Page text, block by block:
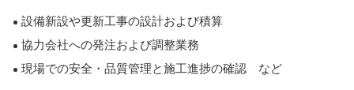
設備新設や更新工事の設計および積算
協力会社への発注および調整業務
現場での安全・品質管理と施工進捗の確認 など